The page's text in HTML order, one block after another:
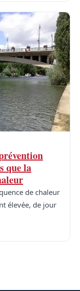
que la
de chaleur
élevée, de jour